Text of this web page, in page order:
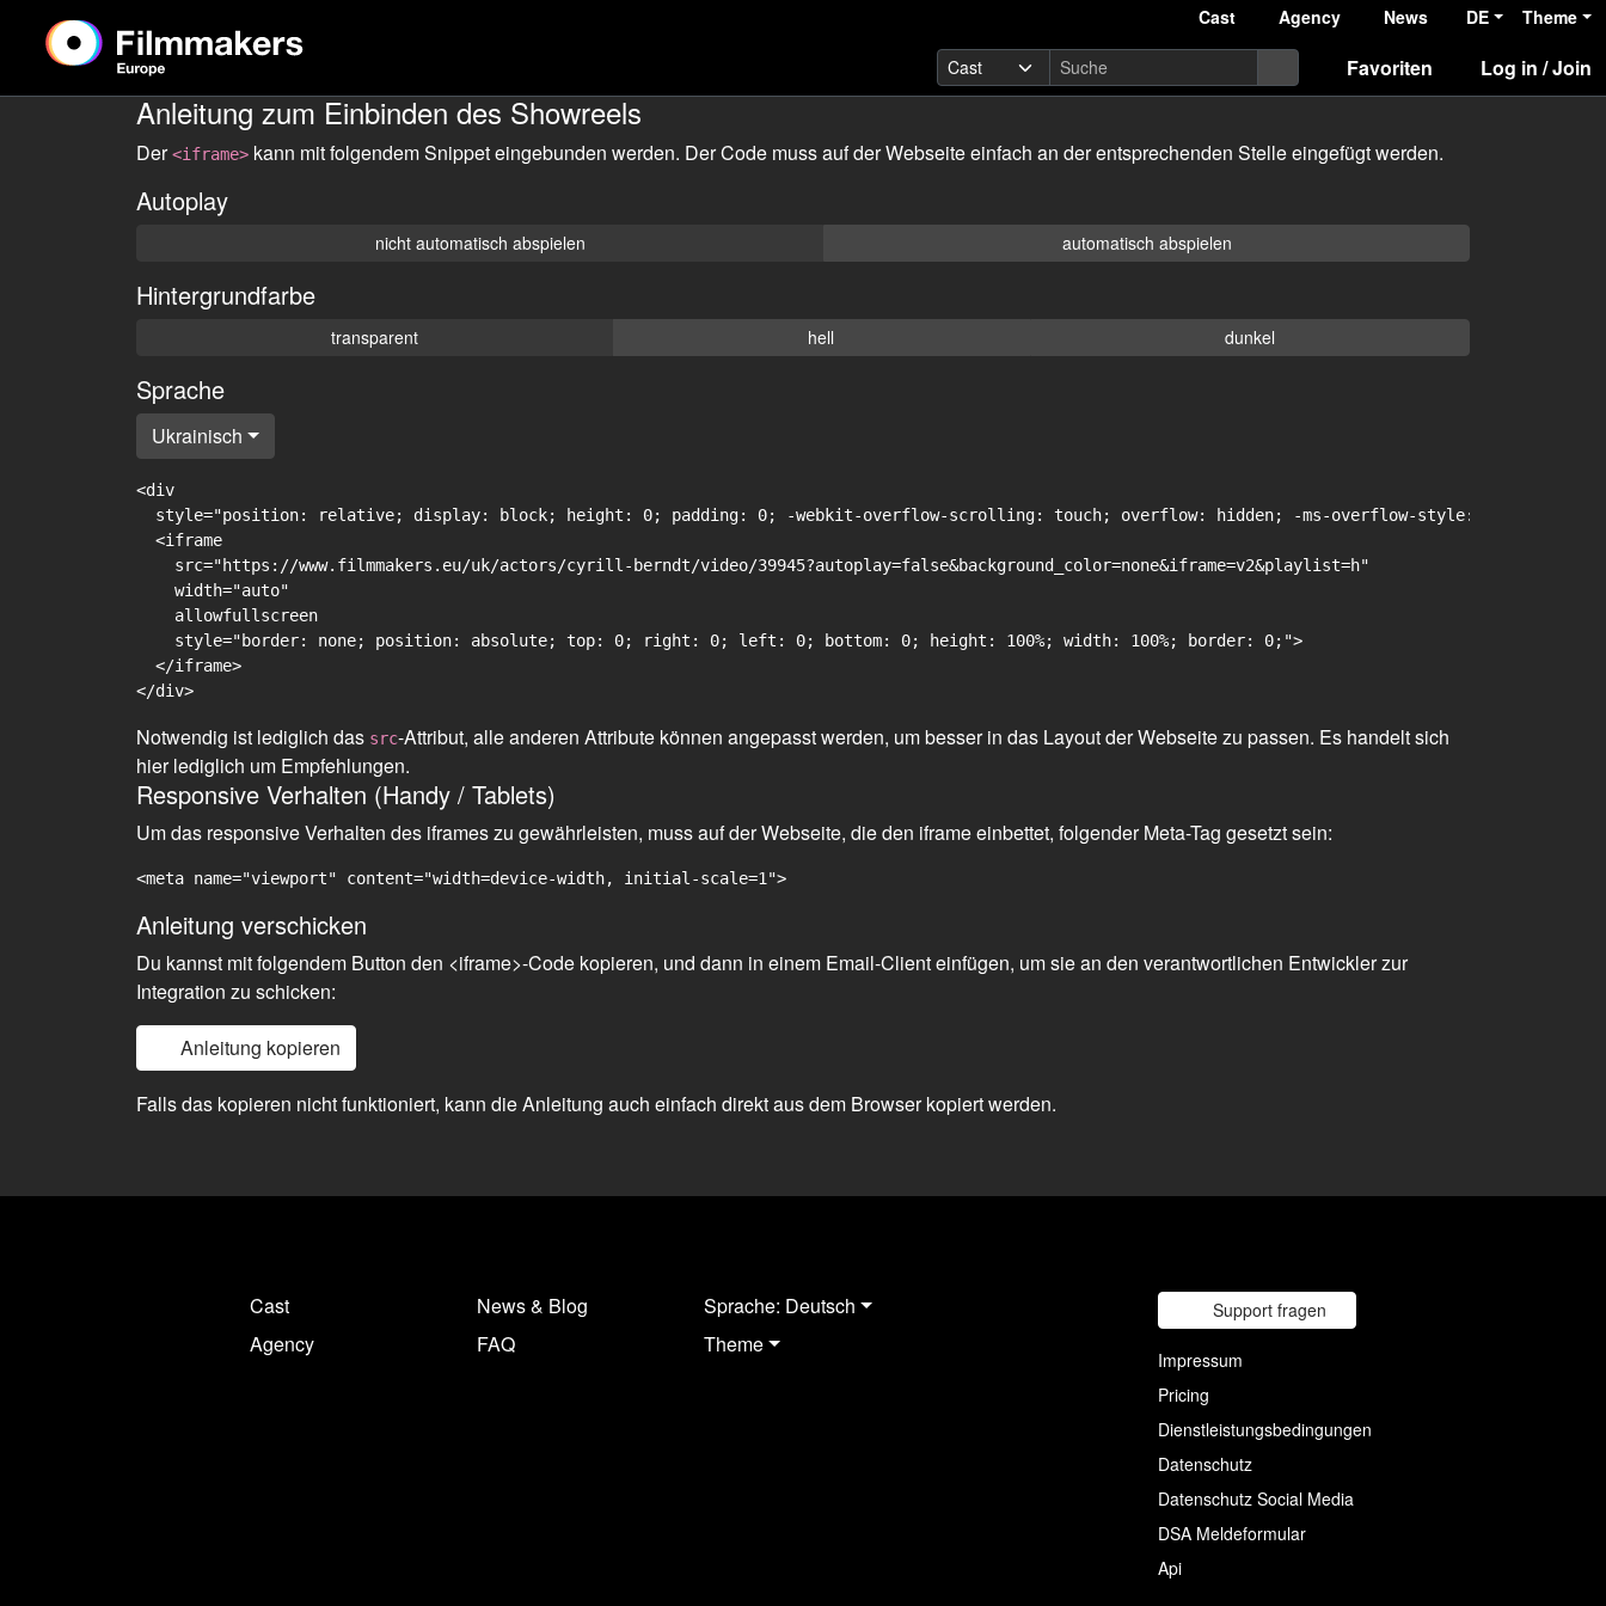
Cast Agency News DE Theme
Favoriten Log in / Join
Anleitung zum Einbinden des Showreels
Der<iframe> kann mit folgendem Snippet eingebunden werden. Der Code muss auf der Webseite einfach an der entsprechenden Stelle eingefügt werden.
Autoplay
nicht automatisch abspielen automatisch abspielen
Hintergrundfarbe
transparent hell dunkel
Sprache
Ukrainisch
<div
style="position: relative; display: block; height: 0; padding: 0; -webkit-overflow-scrolling: touch; overflow: hidden; -ms-overflow-style: -ms-
  <iframe
    src="https://www.filmmakers.eu/uk/actors/cyrill-berndt/video/39945?autoplay=false&background_color=none&iframe=v2&playlist=h"
    width="auto"
    allowfullscreen
    style="border: none; position: absolute; top: 0; right: 0; left: 0; bottom: 0; height: 100%; width: 100%; border: 0;">
  </iframe>
Notwendig ist lediglich das src-Attribut, alle anderen Attribute können angepasst werden, um besser in das Layout der Webseite zu passen. Es handelt sich
hier lediglich um Empfehlungen.
Responsive Verhalten (Handy / Tablets)
Um das responsive Verhalten des iframes zu gewährleisten, muss auf der Webseite, die den iframe einbettet, folgender Meta-Tag gesetzt sein:
<meta name="viewport" content="width=device-width, initial-scale=1">
Anleitung verschicken
Du kannst mit folgendem Button den <iframe>-Code kopieren, und dann in einem Email-Client einfügen, um sie an den verantwortlichen Entwickler zur
Integration zu schicken:
Anleitung kopieren
Falls das kopieren nicht funktioniert, kann die Anleitung auch einfach direkt aus dem Browser kopiert werden.
Cast
Agency
News & Blog
FAQ
Sprache: Deutsch
Theme
Support fragen
Impressum
Pricing
Dienstleistungsbedingungen
Datenschutz
Datenschutz Social Media
DSA Meldeformular
Api